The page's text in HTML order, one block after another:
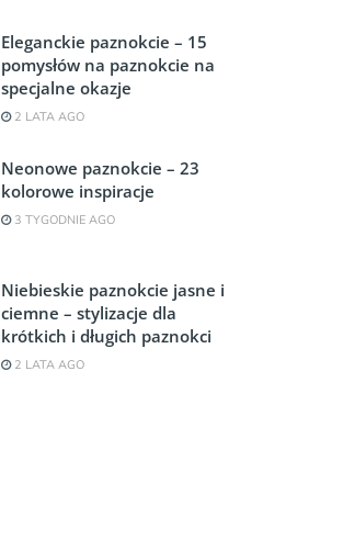
Eleganckie paznokcie – 15
pomysłów na paznokcie na
specjalne okazje
2 LATA AGO
Neonowe paznokcie – 23
kolorowe inspiracje
3 TYGODNIE AGO
Niebieskie paznokcie jasne i
ciemne – stylizacje dla
krótkich i długich paznokci
2 LATA AGO